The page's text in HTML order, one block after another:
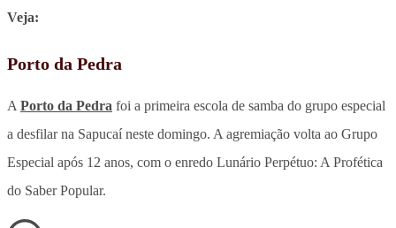
Veja:
Porto da Pedra
A Porto da Pedra foi a primeira escola de samba do grupo especial
a desfilar na Sapucaí neste domingo. A agremiação volta ao Grupo
Especial após 12 anos, com o enredo Lunário Perpétuo: A Profética
do Saber Popular.